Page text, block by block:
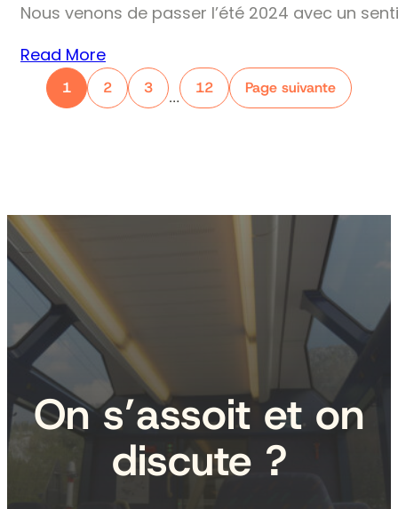
Nous venons de passer l’été 2024 avec un
Read More
1 2 3
…
12 Page suivante
On s’assoit et on
discute ?